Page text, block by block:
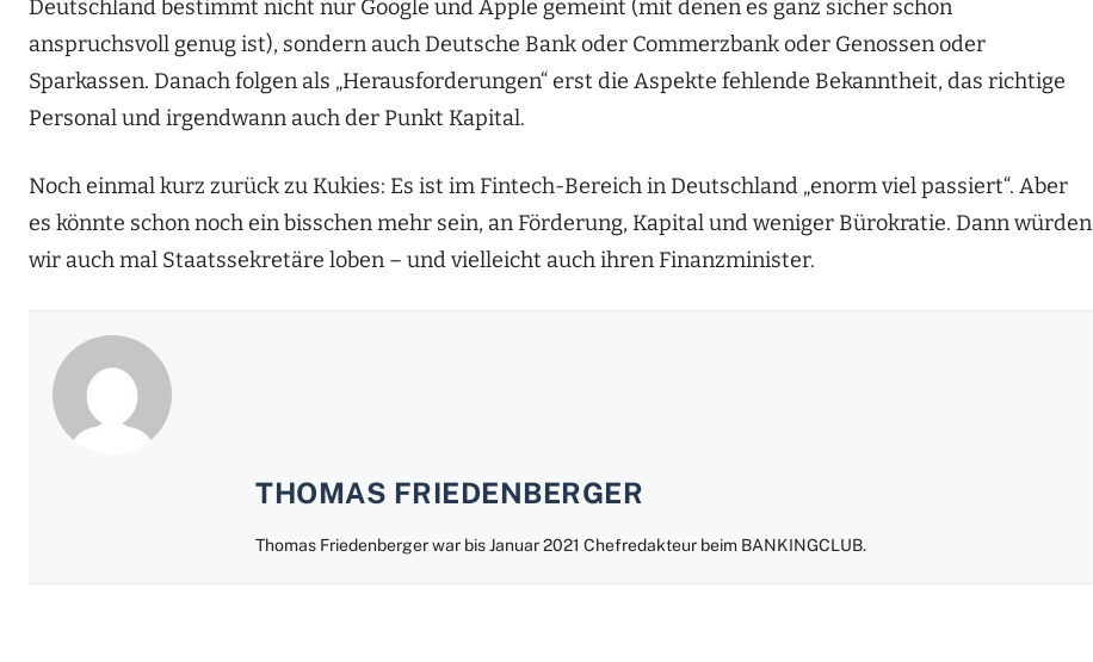
Deutschland bestimmt nicht nur Google und Apple gemeint (mit denen es ganz sicher schon
anspruchsvoll genug ist), sondern auch Deutsche Bank oder Commerzbank oder Genossen oder
Sparkassen. Danach folgen als „Herausforderungen“ erst die Aspekte fehlende Bekanntheit, das richtige
Personal und irgendwann auch der Punkt Kapital.
Noch einmal kurz zurück zu Kukies: Es ist im Fintech-Bereich in Deutschland „enorm viel passiert“. Aber
es könnte schon noch ein bisschen mehr sein, an Förderung, Kapital und weniger Bürokratie. Dann würden
wir auch mal Staatssekretäre loben – und vielleicht auch ihren Finanzminister.
THOMAS FRIEDENBERGER
Thomas Friedenberger war bis Januar 2021 Chefredakteur beim BANKINGCLUB.